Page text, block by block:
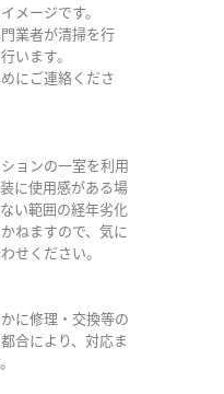
メージです。
業者が清掃を行
います。
にご連絡くださ
ョンの一室を利用
に使用感がある場
い範囲の経年劣化
ねますので、気に
せください。
に修理・交換等の
合により、対応ま